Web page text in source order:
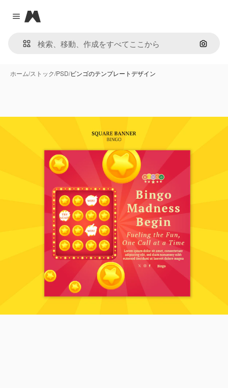
Close menu
Magnific
画像で
ホーム/ストック/PSD/ビンゴのテンプレートデザイン